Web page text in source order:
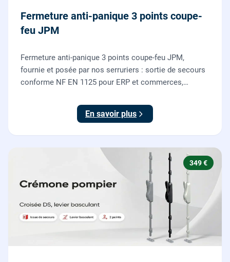
Fermeture anti-panique 3 points coupe-
feu JPM
Fermeture anti-panique 3 points coupe-feu JPM,
fournie et posée par nos serruriers : sortie de secours
conforme NF EN 1125 pour ERP et commerces,
En savoir plus
349 €